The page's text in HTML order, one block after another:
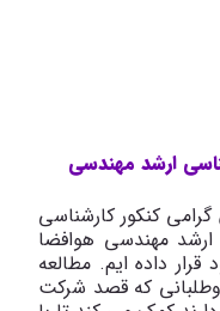
ارشد مهندسی
کنکور کارشناسی
ارشد مهندسی هوافضا
قرار داده ایم. مطالعه
هوافضا 1404، به داوطلبانی که قصد شرکت